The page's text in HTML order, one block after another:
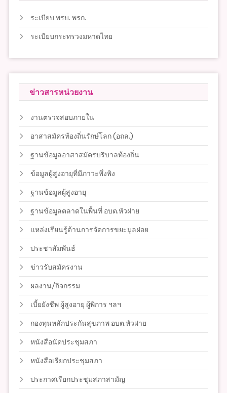
ระเบียบ พรบ. พรก.
ระเบียบกระทรวงมหาดไทย
ข่าวสารหน่วยงาน
งานตรวจสอบภายใน
อาสาสมัครท้องถิ่นรักษ์โลก (อถล.)
ฐานข้อมูลอาสาสมัครบริบาลท้องถิ่น
ข้อมูลผู้สูงอายุที่มีภาวะพึ่งพิง
ฐานข้อมูลผู้สูงอายุ
ฐานข้อมูลตลาดในพื้นที่ อบต.หัวฝาย
แหล่งเรียนรู้ด้านการจัดการขยะมูลฝอย
ประชาสัมพันธ์
ข่าวรับสมัครงาน
ผลงาน/กิจกรรม
เบี้ยยังชีพ ผู้สูงอายุ ผู้พิการ ฯลฯ
กองทุนหลักประกันสุขภาพ อบต.หัวฝาย
หนังสือนัดประชุมสภา
หนังสือเรียกประชุมสภา
ประกาศเรียกประชุมสภาสามัญ